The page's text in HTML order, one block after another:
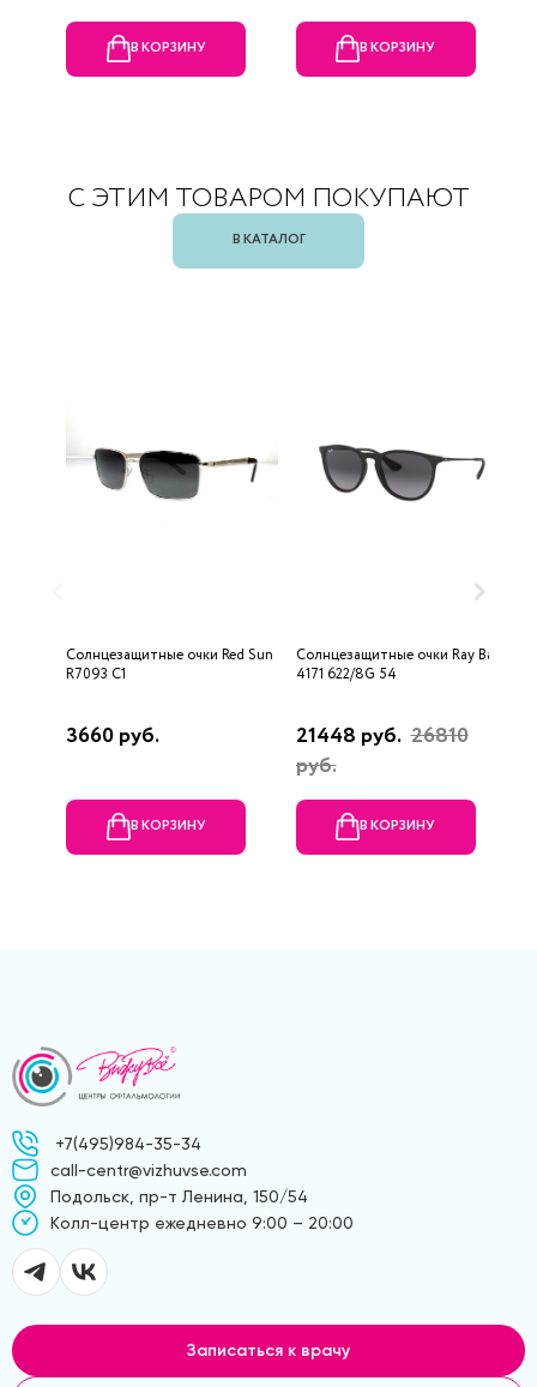
В КОРЗИНУ В КОРЗИНУ
С ЭТИМ ТОВАРОМ ПОКУПАЮТ
В КАТАЛОГ
Солнцезащитные очки Red Sun
R7093 C1
3660 руб.
В КОРЗИНУ
Солнцезащитные очки Ray Ban
4171 622/8G 54
21448 руб. 26810
руб.
В КОРЗИНУ
+7(495)984-35-34
call-centr@vizhuvse.com
Подольск, пр-т Ленина, 150/54
Kолл-центр ежедневно 9:00 – 20:00
Записаться к врачу